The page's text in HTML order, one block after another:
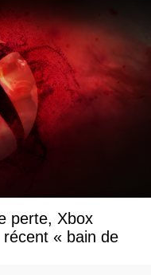
perte, Xbox
« bain de